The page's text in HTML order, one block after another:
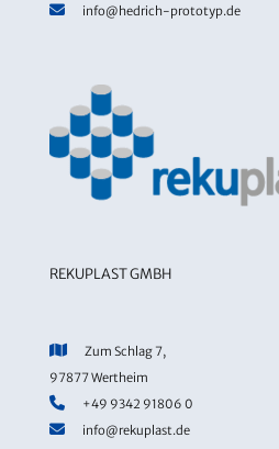
info@hedrich-prototyp.de
REKUPLAST GMBH
Zum Schlag 7,
97877 Wertheim
+49 9342 91806 0
info@rekuplast.de